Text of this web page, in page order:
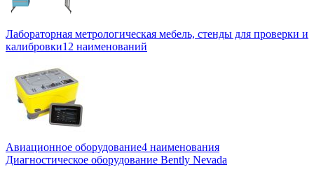
Лабораторная метрологическая мебель, стенды для проверки и
калибровки12 наименований
Авиационное оборудование4 наименования
Диагностическое оборудование Bently Nevada